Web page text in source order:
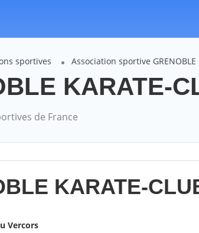
sportives Association sportive GRENOBLE
KARATE-
de France
KARATE-
Vercors